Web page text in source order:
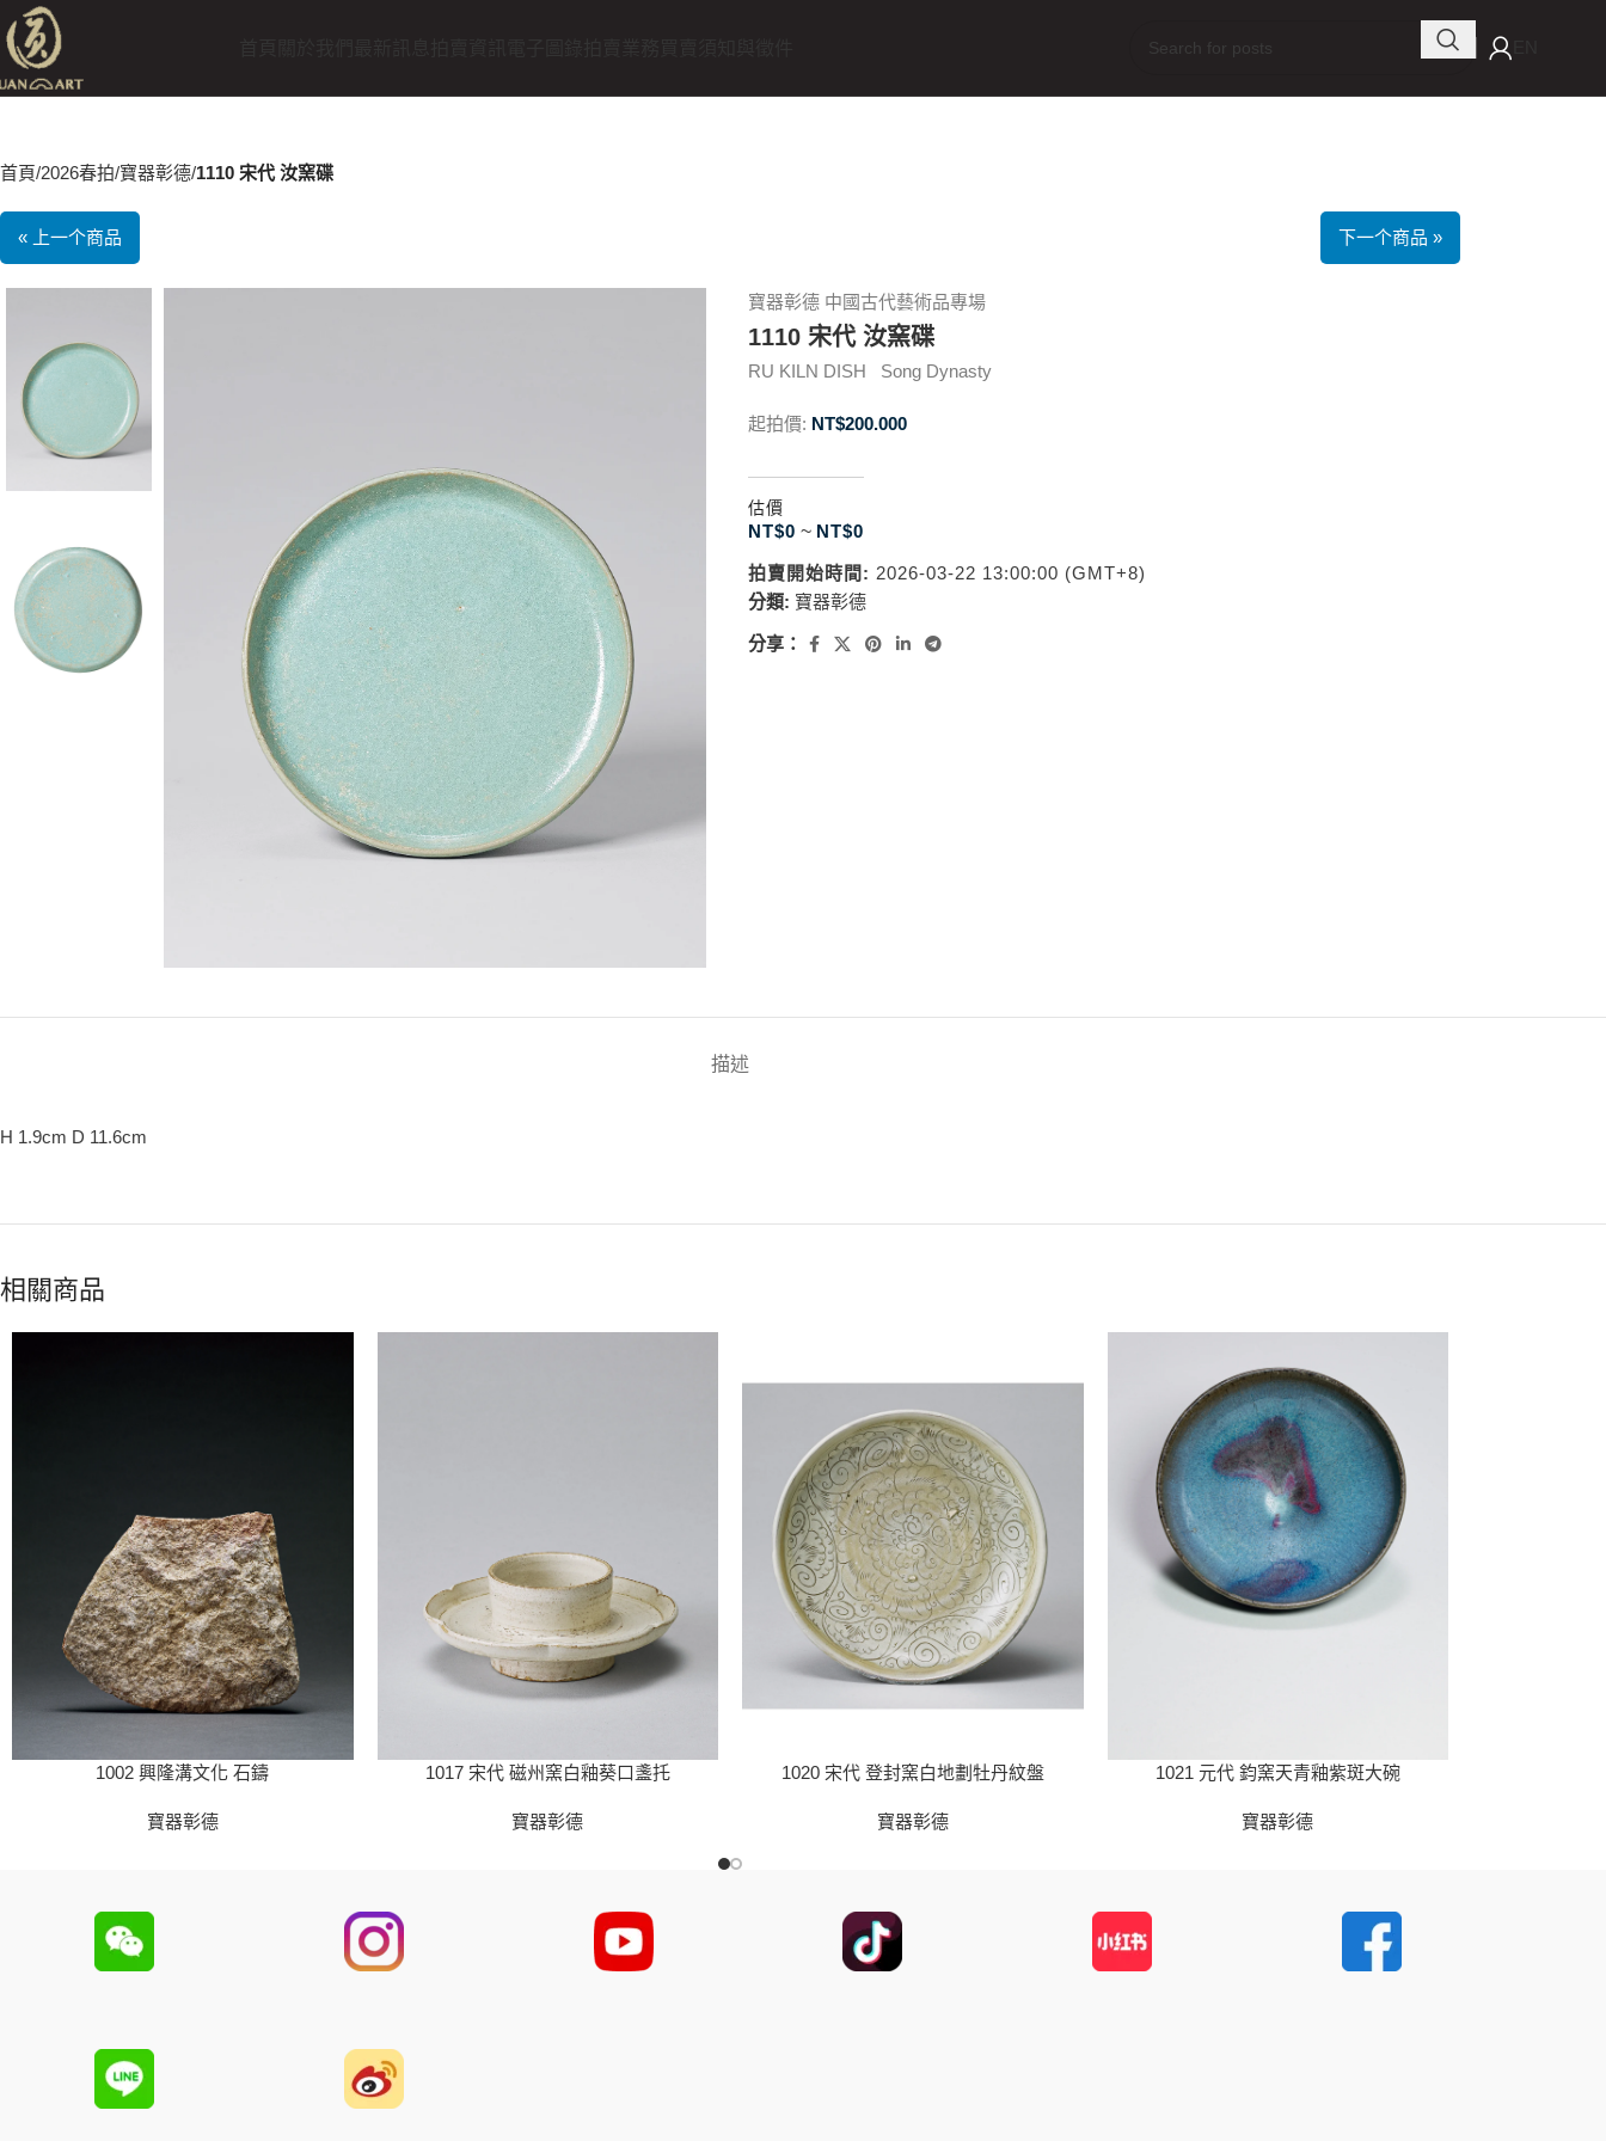
首頁 2026春拍 寶器彰德 1110 宋代 汝窯碟
« 上一个商品 下一个商品 »
寶器彰德 中國古代藝術品專場
1110 宋代 汝窯碟
RU KILN DISH Song Dynasty
起拍價: NT$200.000
估價
NT$0 ~ NT$0
拍賣開始時間: 2026-03-22 13:00:00 (GMT+8)
分類: 寶器彰德
分享：
描述
H 1.9cm D 11.6cm
相關商品
1002 興隆溝文化 石鑄
寶器彰德
1017 宋代 磁州窯白釉葵口盞托
寶器彰德
1020 宋代 登封窯白地劃牡丹紋盤
寶器彰德
1021 元代 鈞窯天青釉紫斑大碗
寶器彰德